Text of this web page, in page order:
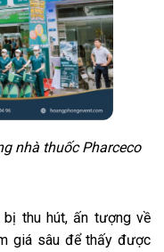
nhà thuốc Pharceco
thu hút, ấn tượng về
giá sâu để thấy được